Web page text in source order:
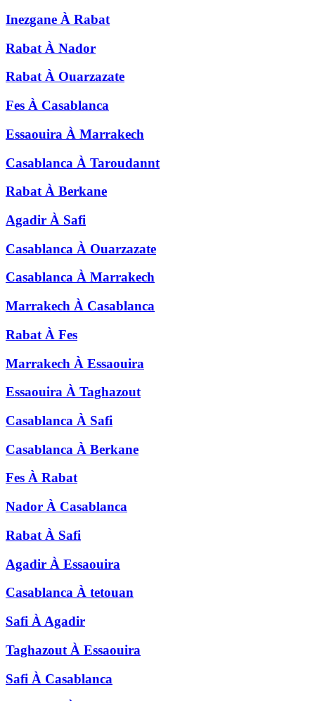
Inezgane À Rabat
Rabat À Nador
Rabat À Ouarzazate
Fes À Casablanca
Essaouira À Marrakech
Casablanca À Taroudannt
Rabat À Berkane
Agadir À Safi
Casablanca À Ouarzazate
Casablanca À Marrakech
Marrakech À Casablanca
Rabat À Fes
Marrakech À Essaouira
Essaouira À Taghazout
Casablanca À Safi
Casablanca À Berkane
Fes À Rabat
Nador À Casablanca
Rabat À Safi
Agadir À Essaouira
Casablanca À tetouan
Safi À Agadir
Taghazout À Essaouira
Safi À Casablanca